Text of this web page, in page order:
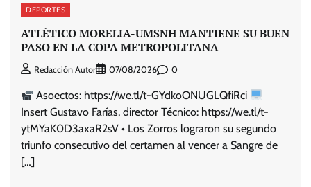
DEPORTES
ATLÉTICO MORELIA-UMSNH MANTIENE SU BUEN
PASO EN LA COPA METROPOLITANA
Redacción Autor 07/08/2026 0
Asoectos: https://we.tl/t-GYdkoONUGLQfiRci
Insert Gustavo Farías, director Técnico: https://we.tl/t-
ytMYaK0D3axaR2sV • Los Zorros lograron su segundo
triunfo consecutivo del certamen al vencer a Sangre de
[…]